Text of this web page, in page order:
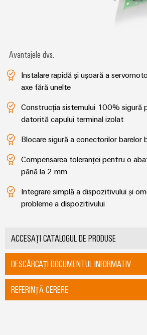
Avantajele dvs.
Instalare rapidă și ușoară a
axe fără unelte
Construcția sistemului 100% sigură
datorită capului terminal izolat
Blocare sigură a conectorilor barelor
Compensarea toleranței pentru o
până la 2 mm
Integrare simplă a dispozitivului și
probleme a dispozitivului
ACCESAȚI CATALOGUL DE PRODUSE
DESCĂRCAȚI DOCUMENTUL INFORMATIV
REFERINȚĂ CERERE